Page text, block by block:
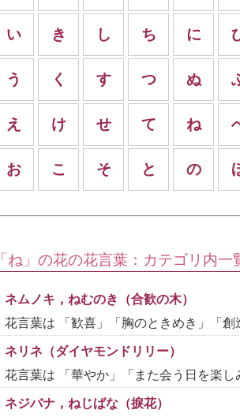
い
う
え
お
き
く
け
こ
し
す
せ
そ
ち
つ
て
と
に
ぬ
ね
の
「ね」の花の花言葉：カテゴリ内一
ネムノキ，ねむのき（合歓の木）
花言葉は 「歓喜」「胸のときめき」「
ネリネ（ダイヤモンドリリー）
花言葉は 「華やか」「また会う日を楽
ネジバナ，ねじばな（捩花）